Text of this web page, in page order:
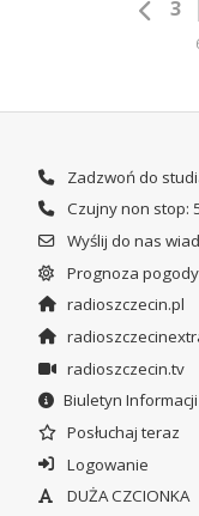
3
Zadzwoń do
Czujny non stop:
Wyślij do nas
Prognoza pogody
radioszczecin.pl
radioszczecin.tv
Biuletyn
Posłuchaj teraz
Logowanie
DUŻA CZCIONKA